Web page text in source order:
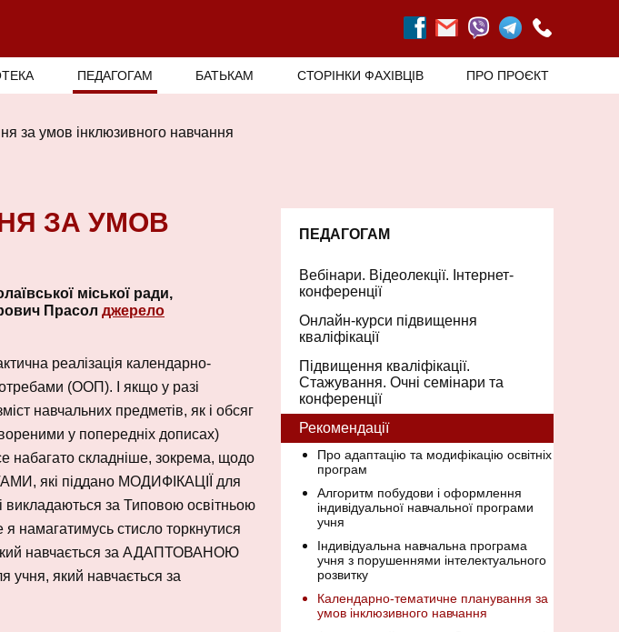
ПЕДАГОГАМ БАТЬКАМ СТОРІНКИ ФАХІВЦІВ ПРО ПРОЄКТ
за умов інклюзивного навчання
ЗА УМОВ
міської ради,
Прасол джерело
реалізація календарно-
(ООП). І якщо у разі
навчальних предметів, як і обсяг
у попередніх дописах)
набагато складніше, зокрема, щодо
які піддано МОДИФІКАЦІЇ для
викладаються за Типовою освітньою
намагатимусь стисло торкнутися
навчається за АДАПТОВАНОЮ
який навчається за
ПЕДАГОГАМ
Вебінари. Відеолекції. Інтернет-
конференції
Онлайн-курси підвищення
кваліфікації
Підвищення кваліфікації.
Стажування. Очні семінари та
конференції
Рекомендації
Про адаптацію та модифікацію освітніх
програм
Алгоритм побудови і оформлення
індивідуальної навчальної програми
учня
Індивідуальна навчальна програма
учня з порушеннями інтелектуального
розвитку
Календарно-тематичне планування за
умов інклюзивного навчання